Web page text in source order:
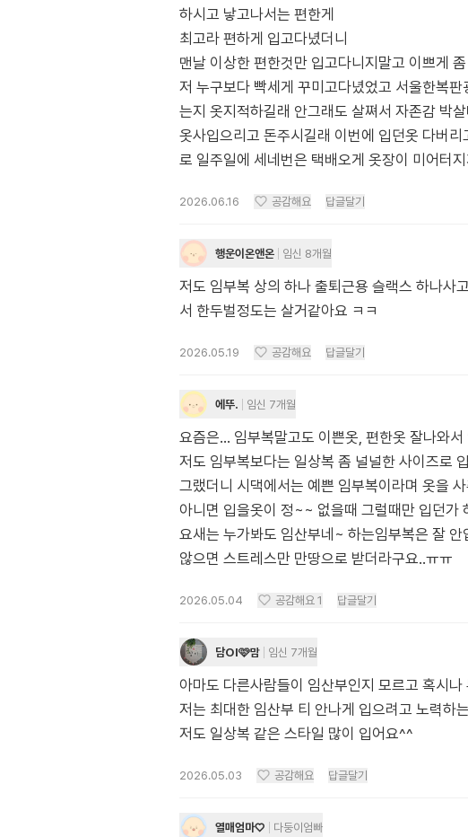
하시고 낳고나서는 편한게
최고라 편하게 입고다녔더니
맨날 이상한 편한것만 입고다니지말고 이쁘게
저 누구보다 빡세게 꾸미고다녔었고 서울한복
는지 옷지적하길래 안그래도 살쪄서 자존감 박
옷사입으리고 돈주시길래 이번에 입던옷 다버
로 일주일에 세네번은 택배오게 옷장이 미어터
2026.06.16 공감해요 답글달기
행운이온앤온 임신 8개월
저도 임부복 상의 하나 출퇴근용 슬랙스 하나사
서 한두벌정도는 살거같아요 ㅋㅋ
2026.05.19 공감해요 답글달기
에뚜. 임신 7개월
요즘은... 임부복말고도 이쁜옷, 편한옷 잘나와
저도 임부복보다는 일상복 좀 널널한 사이즈로
그랬더니 시댁에서는 예쁜 임부복이라며 옷을
아니면 입을옷이 정~~ 없을때 그럴때만 입던가
요새는 누가봐도 임산부네~ 하는임부복은 잘
않으면 스트레스만 만땅으로 받더라구요..ㅠㅠ
2026.05.04 공감해요 1 답글달기
담Ol🩷맘 임신 7개월
아마도 다른사람들이 임산부인지 모르고 혹시
저는 최대한 임산부 티 안나게 입으려고 노력하
저도 일상복 같은 스타일 많이 입어요^^
2026.05.03 공감해요 답글달기
열매엄마♡ 다둥이엄빠